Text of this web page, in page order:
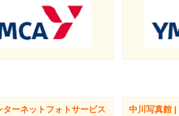
ターネットフォトサービス
中川写真館 |